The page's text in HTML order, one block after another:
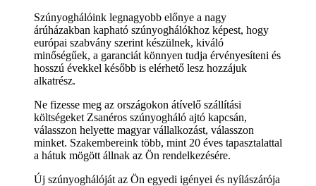
Szúnyoghálóink legnagyobb előnye a nagy
árúházakban kapható szúnyoghálókhoz képest, hogy
európai szabvány szerint készülnek, kiváló
minőségűek, a garanciát könnyen tudja érvényesíteni és
hosszú évekkel később is elérhető lesz hozzájuk
alkatrész.
Ne fizesse meg az országokon átívelő szállítási
költségeket Zsanéros szúnyogháló ajtó kapcsán,
válasszon helyette magyar vállalkozást, válasszon
minket. Szakembereink több, mint 20 éves tapasztalattal
a hátuk mögött állnak az Ön rendelkezésére.
Új szúnyoghálóját az Ön egyedi igényei és nyílászárója